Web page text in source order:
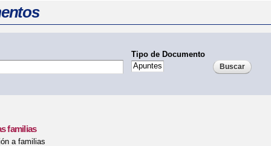
Tipo de Documento
familias
a familias